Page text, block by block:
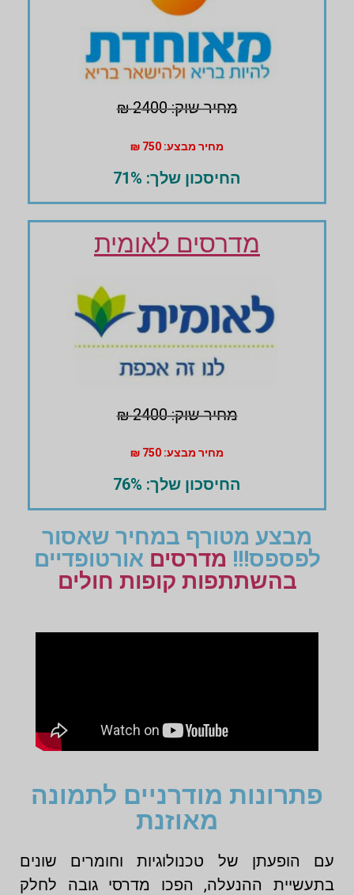
מחיר שוק: 2400 ₪
מחיר מבצע: 750 ₪
החיסכון שלך: 71%
מדרסים לאומית
מחיר שוק: 2400 ₪
מחיר מבצע: 750 ₪
החיסכון שלך: 76%
מבצע מטורף במחיר שאסור
לפספס!!! מדרסים אורטופדיים
בהשתתפות קופות חולים
פתרונות מודרניים לתמונה
מאוזנת
עם הופעתן של טכנולוגיות וחומרים שונים
בתעשיית ההנעלה, הפכו מדרסי גובה לחלק